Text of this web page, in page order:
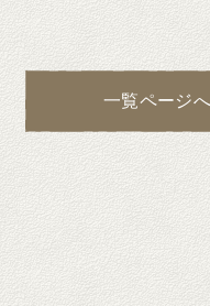
一覧ページへ